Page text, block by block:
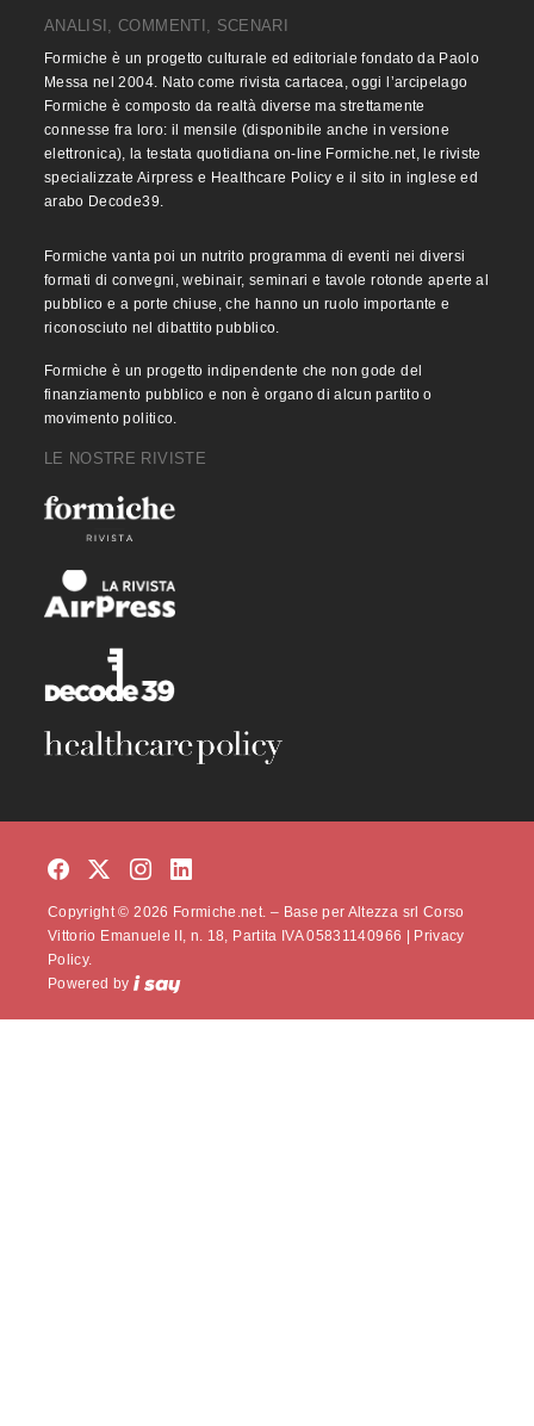
ANALISI, COMMENTI, SCENARI
Formiche è un progetto culturale ed editoriale fondato da Paolo
Messa nel 2004. Nato come rivista cartacea, oggi l’arcipelago
Formiche è composto da realtà diverse ma strettamente
connesse fra loro: il mensile (disponibile anche in versione
elettronica), la testata quotidiana on-line Formiche.net, le riviste
specializzate Airpress e Healthcare Policy e il sito in inglese ed
arabo Decode39.
Formiche vanta poi un nutrito programma di eventi nei diversi
formati di convegni, webinair, seminari e tavole rotonde aperte al
pubblico e a porte chiuse, che hanno un ruolo importante e
riconosciuto nel dibattito pubblico.
Formiche è un progetto indipendente che non gode del
finanziamento pubblico e non è organo di alcun partito o
movimento politico.
LE NOSTRE RIVISTE
Copyright © 2026 Formiche.net. – Base per Altezza srl Corso
Vittorio Emanuele II, n. 18, Partita IVA 05831140966 |
Privacy
Policy.
Powered by